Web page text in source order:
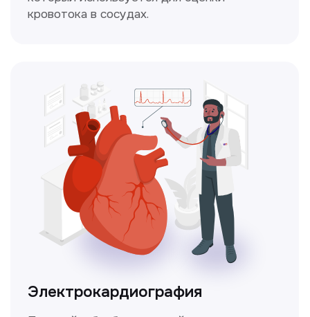
Чекапы
это комплексное обследование,
которое помогает оценить общее
состояние здоровья.